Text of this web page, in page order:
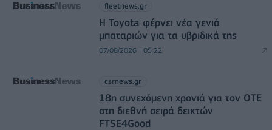
fleetnews.gr
Η Toyota φέρνει νέα γενιά
μπαταριών για τα υβριδικά της
07/08/2026 - 05:22
csrnews.gr
18η συνεχόμενη χρονιά για τον ΟΤΕ
στη διεθνή σειρά δεικτών
FTSE4Good